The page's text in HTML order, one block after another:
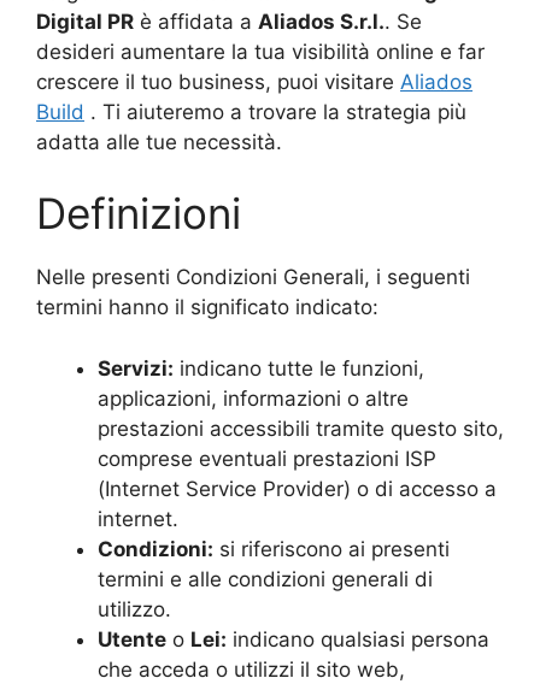
Digital PR è affidata a Aliados S.r.l.. Se
desideri aumentare la tua visibilità online e far
crescere il tuo business, puoi visitare Aliados
Build . Ti aiuteremo a trovare la strategia più
adatta alle tue necessità.
Definizioni
Nelle presenti Condizioni Generali, i seguenti
termini hanno il significato indicato:
Servizi: indicano tutte le funzioni,
applicazioni, informazioni o altre
prestazioni accessibili tramite questo sito,
comprese eventuali prestazioni ISP
(Internet Service Provider) o di accesso a
internet.
Condizioni: si riferiscono ai presenti
termini e alle condizioni generali di
utilizzo.
Utente o Lei: indicano qualsiasi persona
che acceda o utilizzi il sito web,